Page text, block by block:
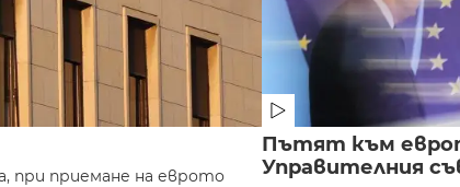
при приемане на еврото
Пътят към
Управителния